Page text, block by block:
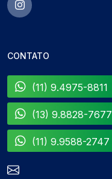
CONTATO
(11) 9.4975-8811
(13) 9.8828-7677
(11) 9.9588-2747